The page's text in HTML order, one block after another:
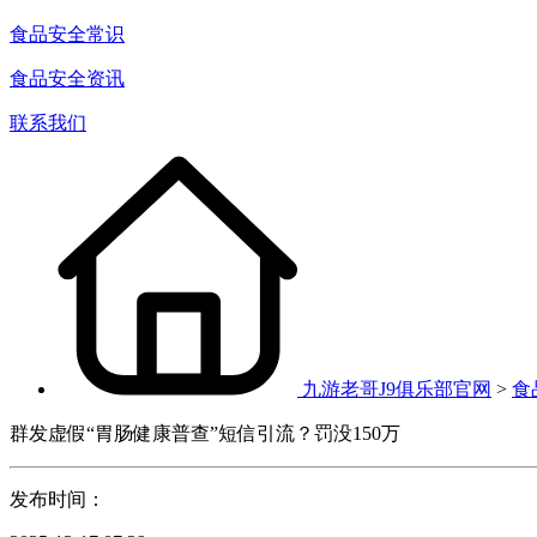
食品安全常识
食品安全资讯
联系我们
九游老哥J9俱乐部官网 > 食
群发虚假“胃肠健康普查”短信引流？罚没150万
发布时间：